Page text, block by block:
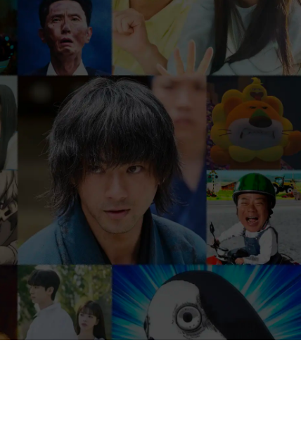
まずは31日間 無料トライアル